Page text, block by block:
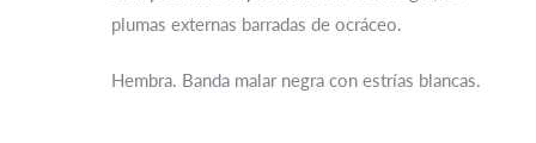
plumas externas barradas de ocráceo.
Hembra. Banda malar negra con estrías blancas.